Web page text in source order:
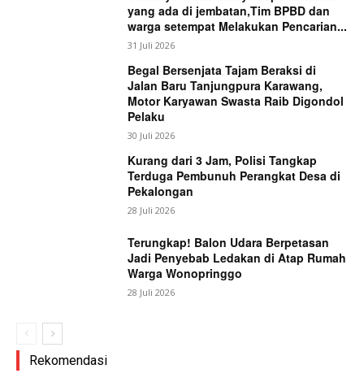
yang ada di jembatan,Tim BPBD dan
warga setempat Melakukan Pencarian...
31 Juli 2026
Begal Bersenjata Tajam Beraksi di
Jalan Baru Tanjungpura Karawang,
Motor Karyawan Swasta Raib Digondol
Pelaku
30 Juli 2026
Kurang dari 3 Jam, Polisi Tangkap
Terduga Pembunuh Perangkat Desa di
Pekalongan
28 Juli 2026
Terungkap! Balon Udara Berpetasan
Jadi Penyebab Ledakan di Atap Rumah
Warga Wonopringgo
28 Juli 2026
Rekomendasi